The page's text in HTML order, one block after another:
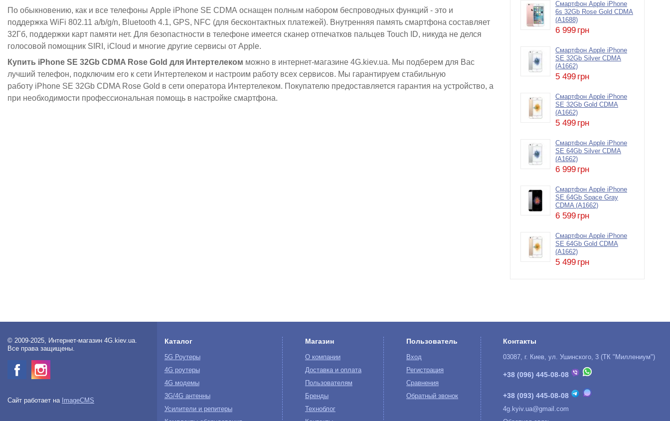
По обыкновению, как и все телефоны Apple iPhone SE CDMA оснащен полным набором беспроводных функций - это и
поддержка WiFi 802.11 a/b/g/n, Bluetooth 4.1, GPS, NFC (для бесконтактных платежей). Внутренняя память смартфона составляет
32Гб, поддержки карт памяти нет. Для безопастности в телефоне имеется сканер отпечатков пальцев Touch ID, никуда не делся
голосовой помощник SIRI, iCloud и многие другие сервисы от Apple.
Купить iPhone SE 32Gb CDMA Rose Gold для Интертелеком можно в интернет-магазине 4G.kiev.ua. Мы подберем для Вас
лучший телефон, подключим его к сети Интертелеком и настроим работу всех сервисов. Мы гарантируем стабильную
работу iPhone SE 32Gb CDMA Rose Gold в сети оператора Интертелеком. Покупателю предоставляется гарантия на устройство, а
при необходимости профессиональная помощь в настройке смартфона.
Смартфон Apple iPhone
6s 32Gb Rose Gold CDMA
(A1688)
6 999 грн
Смартфон Apple iPhone
SE 32Gb Silver CDMA
(A1662)
5 499 грн
Смартфон Apple iPhone
SE 32Gb Gold CDMA
(A1662)
5 499 грн
Смартфон Apple iPhone
SE 64Gb Silver CDMA
(A1662)
6 999 грн
Смартфон Apple iPhone
SE 64Gb Space Gray
CDMA (A1662)
6 599 грн
Смартфон Apple iPhone
SE 64Gb Gold CDMA
(A1662)
5 499 грн
© 2009-2025, Интернет-магазин 4G.kiev.ua.
Все права защищены.
Сайт работает на ImageCMS
Каталог
5G Роутеры
4G роутеры
4G модемы
3G/4G антенны
Усилители и репитеры
Магазин
О компании
Доставка и оплата
Пользователям
Бренды
Техноблог
Пользователь
Вход
Регистрация
Сравнения
Обратный звонок
Контакты
03087, г. Киев, ул. Ушинского, 3 (ТК "Миллениум")
+38 (096) 445-08-08
+38 (093) 445-08-08
4g.kyiv.ua@gmail.com